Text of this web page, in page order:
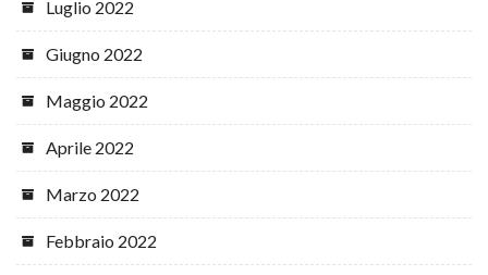
Luglio 2022
Giugno 2022
Maggio 2022
Aprile 2022
Marzo 2022
Febbraio 2022